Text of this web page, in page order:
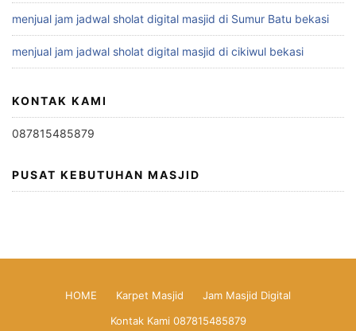
menjual jam jadwal sholat digital masjid di Sumur Batu bekasi
menjual jam jadwal sholat digital masjid di cikiwul bekasi
KONTAK KAMI
087815485879
PUSAT KEBUTUHAN MASJID
HOME Karpet Masjid
Jam Masjid Digital
Kontak Kami 087815485879